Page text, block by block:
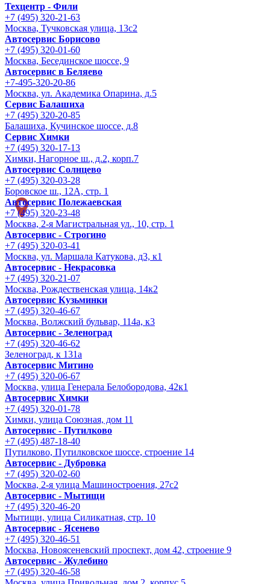
Техцентр - Фили
+7 (495) 320-21-63
Москва, Тучковская улица, 13с2
Автосервис Борисово
+7 (495) 320-01-60
Москва, Бесединское шоссе, 9
Автосервис в Беляево
+7-495-320-20-86
Москва, ул. Академика Опарина, д.5
Сервис Балашиха
+7 (495) 320-20-85
Балашиха, Кучинское шоссе, д.8
Сервис Химки
+7 (495) 320-17-13
Химки, Нагорное ш., д.2, корп.7
Автосервис Солнцево
+7 (495) 320-03-28
Боровское ш., 12А, стр. 1
Автосервис Полежаевская
+7 (495) 320-23-48
Москва, 2-я Магистральная ул., 10, стр. 1
Автосервис - Строгино
+7 (495) 320-03-41
Москва, ул. Маршала Катукова, д3, к1
Автосервис - Некрасовка
+7 (495) 320-21-07
Москва, Рождественская улица, 14к2
Автосервис Кузьминки
+7 (495) 320-46-67
Москва, Волжский бульвар, 114а, к3
Автосервис - Зеленоград
+7 (495) 320-46-62
Зеленоград, к 131а
Автосервис Митино
+7 (495) 320-06-67
Москва, улица Генерала Белобородова, 42к1
Автосервис Химки
+7 (495) 320-01-78
Химки, улица Союзная, дом 11
Автосервис - Путилково
+7 (495) 487-18-40
Путилково, Путилковское шоссе, строение 14
Автосервис - Дубровка
+7 (495) 320-02-60
Москва, 2-я улица Машиностроения, 27с2
Автосервис - Мытищи
+7 (495) 320-46-20
Мытищи, улица Силикатная, стр. 10
Автосервис - Ясенево
+7 (495) 320-46-51
Москва, Новоясеневский проспект, дом 42, строение 9
Автосервис - Жулебино
+7 (495) 320-46-58